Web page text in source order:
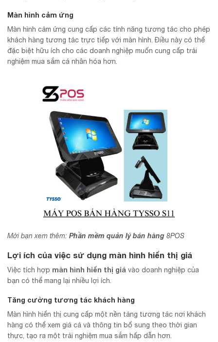
Màn hình cảm ứng
Màn hình cảm ứng cung cấp các tính năng tương tác cho phép
khách hàng tương tác trực tiếp với màn hình. Điều này có thể
đặc biệt hữu ích cho các doanh nghiệp muốn cung cấp trải
nghiệm mua sắm cá nhân hóa hơn.
Mời bạn xem thêm: Phần mềm quản lý bán hàng 8POS
Lợi ích của việc sử dụng màn hình hiển thị giá
Việc tích hợp màn hình hiển thị giá vào doanh nghiệp của
bạn có thể mang lại nhiều lợi ích.
Tăng cường tương tác khách hàng
Màn hình hiển thị cung cấp một nền tảng tương tác nơi khách
hàng có thể xem giá cả và thông tin bổ sung theo thời gian
thực, tạo ra một trải nghiệm mua sắm hấp dẫn hơn.